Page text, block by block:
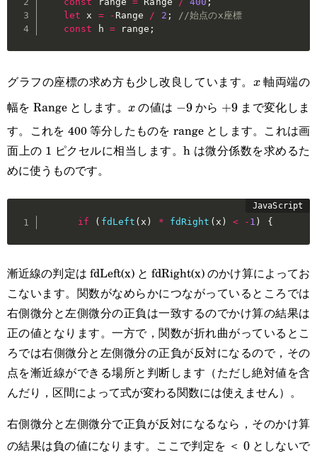
let x = - Range / 2 ;
//始点のx座標
const h = range ;
グラフの座標の求め方も少し改良しています。 x
x軸両端の
幅を Range とします。 x
x の値は -9
−9から +9
+9 まで変化しま
す。これを 400 等分したものを range とします。これは画
面上の 1 ピクセルに相当します。h は微分係数を求めるた
めに使うものです。
if ( fdLeft (x ) * fdRight ( x ) < - 1 ) {
漸近線の判定は fdLeft(x) と fdRight(x) のかけ算によってお
こないます。関数がなめらかにつながっているところでは
右側微分と左側微分の正負は一致するのでかけ算の結果は
正の値となります。一方で，関数が折れ曲がっているとこ
ろでは右側微分と左側微分の正負が反対になるので，その
点を漸近線ができる場所と判断します（ただし絶対値を含
んだり，区間によって式が変わる関数には使えません）。
右側微分と左側微分で正負が反対になるなら，そのかけ算
の結果は負の値になります。ここで判定を ＜ 0
0としないで